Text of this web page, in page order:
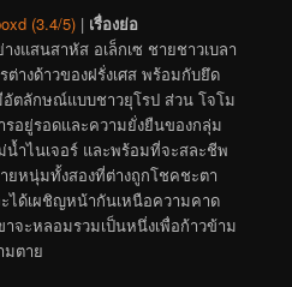
(3.4/5)| เรื่องย่อ
งแสนสาหัส อเล็กเซ ชายชาวเบลา
างด้าวของฝรั่งเศส พร้อมกับยึด
ตลักษณ์แบบชาวยุโรป ส่วน โจโม
รอยู่รอดและความยั่งยืนของกลุ่ม
ำไนเจอร์ และพร้อมที่จะสละชีพ
หนุ่มทั้งสองที่ต่างถูกโชคชะตา
ได้เผชิญหน้ากันเหนือความคาด
จะหลอมรวมเป็นหนึ่งเพื่อก้าวข้าม
มตาย